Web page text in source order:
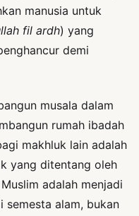
manusia untuk
fil ardh) yang
demi
musala dalam
rumah ibadah
makhluk lain adalah
yang ditentang oleh
adalah menjadi
semesta alam, bukan